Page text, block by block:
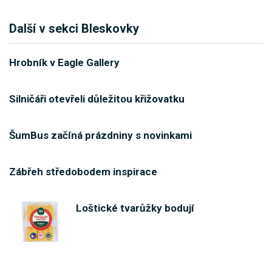
Další v sekci Bleskovky
Hrobník v Eagle Gallery
Silničáři otevřeli důležitou křižovatku
ŠumBus začíná prázdniny s novinkami
Zábřeh středobodem inspirace
Loštické tvarůžky bodují